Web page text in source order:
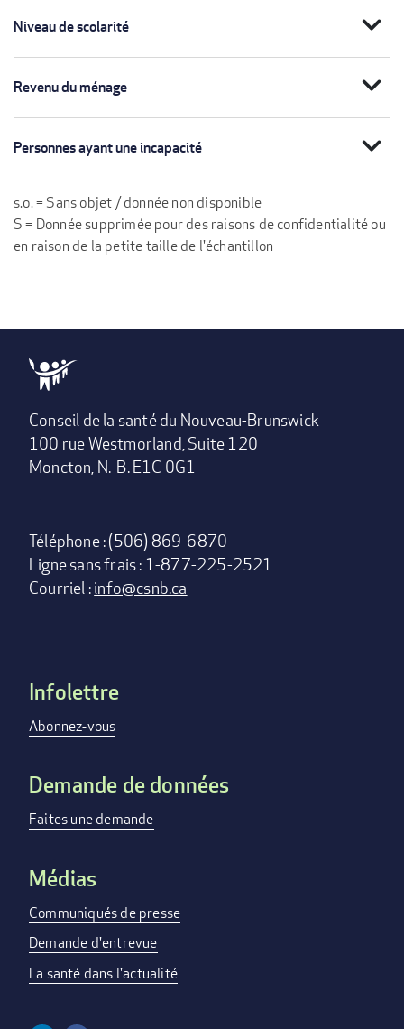
Niveau de scolarité expand_more
Revenu du ménage expand_more
Personnes ayant une incapacité expand_more
s.o. = Sans objet / donnée non disponible
S = Donnée supprimée pour des raisons de confidentialité ou
en raison de la petite taille de l'échantillon
Conseil de la santé du Nouveau-Brunswick
100 rue Westmorland, Suite 120
Moncton, N.-B. E1C 0G1
Téléphone : (506) 869-6870
Ligne sans frais : 1-877-225-2521
Courriel :info@csnb.ca
Footer
menu
Infolettre
Abonnez-vous
Demande de données
Faites une demande
Médias
Communiqués de presse
Demande d'entrevue
La santé dans l'actualité